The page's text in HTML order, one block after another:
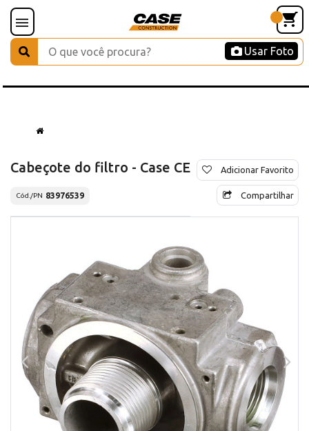
Usar Foto
Cabeçote do filtro - Case CE
Cód./PN 83976539
Adicionar Favorito
Compartilhar